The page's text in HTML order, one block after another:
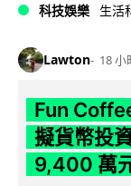
科技娛樂 生活
Lawton 18 小
Fun
擬貨幣投
9,400 萬